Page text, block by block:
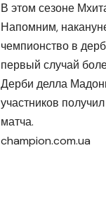
В этом сезоне
Напомним,
чемпионство в
первый случай
Дерби делла
участников
матча.
champion.com.ua